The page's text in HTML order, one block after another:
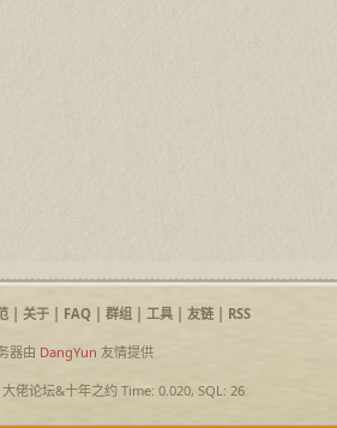
| 关于| FAQ| 群组| 工具| 友链| RSS
器由 DangYun 友情提供
大佬论坛&十年之约Time: 0.020, SQL: 26